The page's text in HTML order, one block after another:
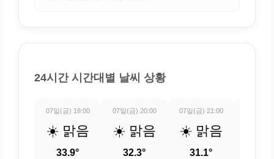
24시간 시간대별 날씨 상황
07일(금) 19:00
☀️ 맑음
33.9°
07일(금) 20:00
☀️ 맑음
32.3°
07일(금) 21:00
☀️ 맑음
31.1°